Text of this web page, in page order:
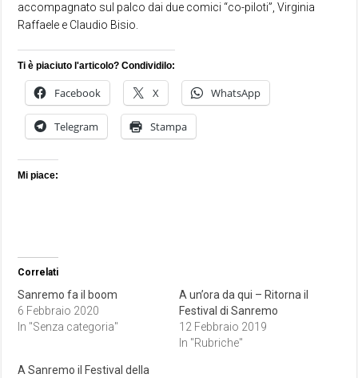
accompagnato sul palco dai due comici “co-piloti”, Virginia
Raffaele e Claudio Bisio.
Ti è piaciuto l'articolo? Condividilo:
Facebook X WhatsApp
Telegram Stampa
Mi piace:
Correlati
Sanremo fa il boom
6 Febbraio 2020
In "Senza categoria"
A un’ora da qui – Ritorna il
Festival di Sanremo
12 Febbraio 2019
In "Rubriche"
A Sanremo il Festival della